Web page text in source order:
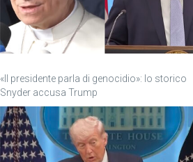
«Il presidente parla di genocidio»: lo storico
Snyder accusa Trump